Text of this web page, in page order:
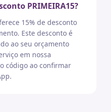
PRIMEIRA15?
15% de desconto
Este desconto é
ao seu orçamento
em nossa
código ao confirmar